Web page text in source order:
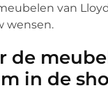
van
wensen.
de
in de